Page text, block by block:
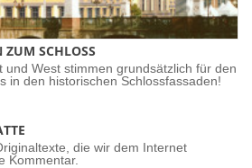
SCHLOSS
und West stimmen grundsätzlich für den
in den historischen Schlossfassaden!
die wir dem Internet
Kommentar.